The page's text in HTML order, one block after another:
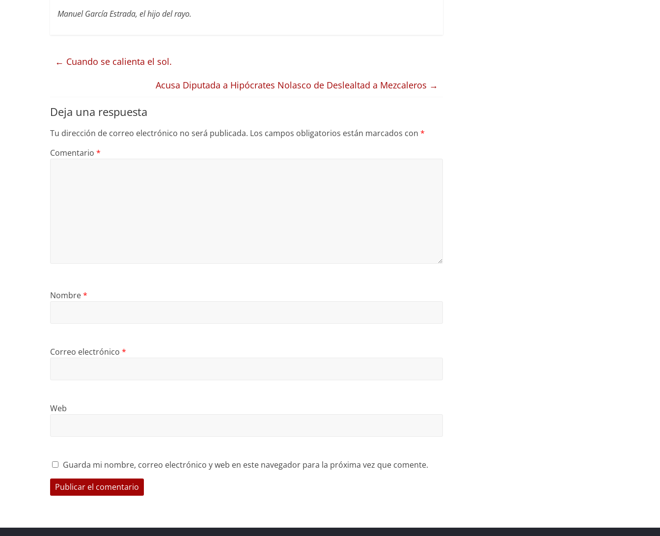
Manuel García Estrada, el hijo del rayo.
← Cuando se calienta el sol.
Acusa Diputada a Hipócrates Nolasco de Deslealtad a Mezcaleros →
Deja una respuesta
Tu dirección de correo electrónico no será publicada. Los campos obligatorios están marcados con *
Comentario *
Nombre*
Correo electrónico *
Web
Guarda mi nombre, correo electrónico y web en este navegador para la próxima vez que comente.